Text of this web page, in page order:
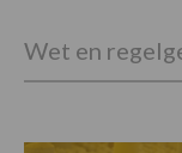
Wet en